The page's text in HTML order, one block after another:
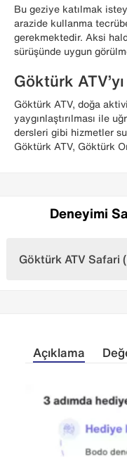
Bu geziye katılmak
arazide kullanma
gerekmektedir. Aksi
sürüşünde uygun
Göktürk
Göktürk ATV, doğa
yaygınlaştırılması ile
dersleri gibi hizmetler
Göktürk ATV, Göktürk
Deneyimi
Göktürk ATV Safari
Açıklama